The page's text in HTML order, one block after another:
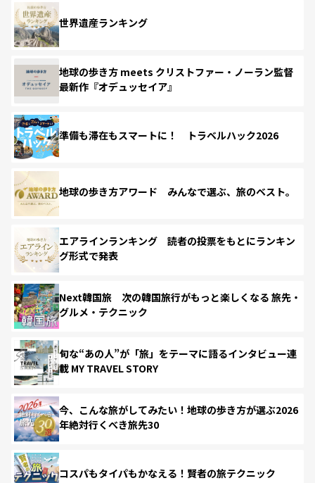
世界遺産ランキング
地球の歩き方 meets クリストファー・ノーラン監督
最新作『オデュッセイア』
準備も滞在もスマートに！ トラベルハック2026
地球の歩き方アワード みんなで選ぶ、旅のベスト。
エアラインランキング 読者の投票をもとにランキン
グ形式で発表
Next韓国旅 次の韓国旅行がもっと楽しくなる 旅先・
グルメ・テクニック
旬な“あの人”が「旅」をテーマに語るインタビュー連
載 MY TRAVEL STORY
今、こんな旅がしてみたい！地球の歩き方が選ぶ2026
年絶対行くべき旅先30
コスパもタイパもかなえる！賢者の旅テクニック